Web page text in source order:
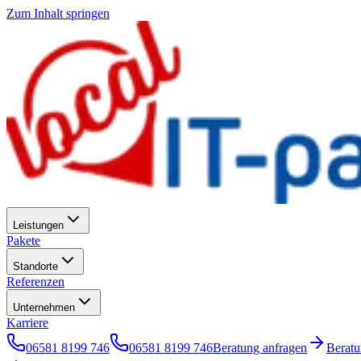
Zum Inhalt springen
Leistungen
Pakete
Standorte
Referenzen
Unternehmen
Karriere
06581 8199 746
06581 8199 746Beratung anfragen